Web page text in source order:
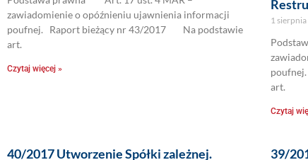
zawiadomienie o opóźnieniu ujawnienia informacji
poufnej. Raport bieżący nr 43/2017 Na podstawie
art.
Czytaj więcej »
1
art.
Czytaj
40/2017 Utworzenie Spółki zależnej.
39/